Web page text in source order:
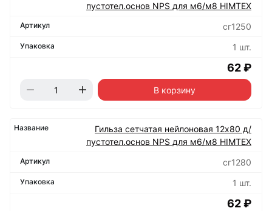
пустотел.основ NPS для м6/м8 HIMTEХ
сг1250
1 шт.
62 ₽
В корзину
Гильза сетчатая нейлоновая 12х80 д/
пустотел.основ NPS для м6/м8 HIMTEХ
сг1280
1 шт.
62 ₽